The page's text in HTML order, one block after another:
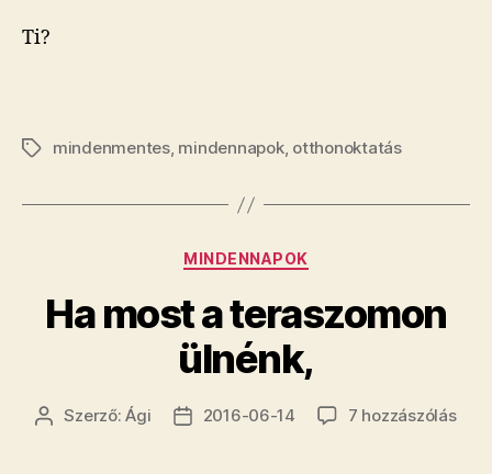
Ti?
Címkékmindenmentes, mindennapok, otthonoktatás
Kategóriák
MINDENNAPOK
Ha most a teraszomon
ülnénk,
Bejegyzés
Szerző:Ági
Bejegyzés
2016-06-14 7 hozzászólásHa